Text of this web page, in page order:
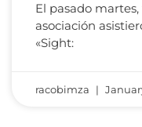
El pasado
asociación
«Sight:
racobimza